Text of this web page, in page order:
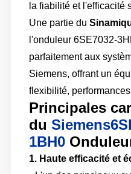
la fiabilité et l'efficacité
Une partie du
l'onduleur 6SE7032-
parfaitement aux
Siemens, offrant un
flexibilité,
Principales
du
1BH0
1. Haute efficacité et